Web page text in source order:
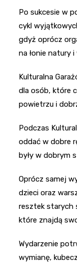
Po sukcesie w
cykl
gdyż oprócz
na łonie natury
Kulturalna
dla osób, które
powietrzu i
Podczas
oddać w dobre
były w dobrym
Oprócz samej
dzieci oraz
resztek starych
które znajdą
Wydarzenie
wymianę,